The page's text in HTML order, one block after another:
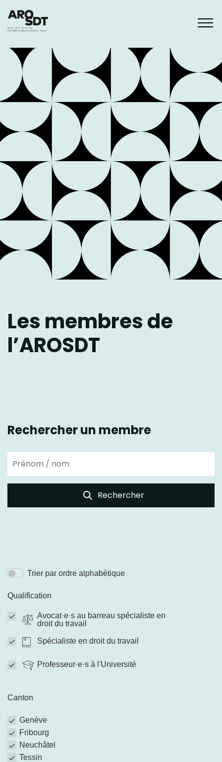
Les membres de
l’AROSDT
Rechercher un membre
Rechercher
Trier par ordre alphabétique
Qualification
Avocat·e·s au barreau spécialiste en
droit du travail
Spécialiste en droit du travail
Professeur·e·s à l'Université
Canton
Genève
Fribourg
Neuchâtel
Tessin